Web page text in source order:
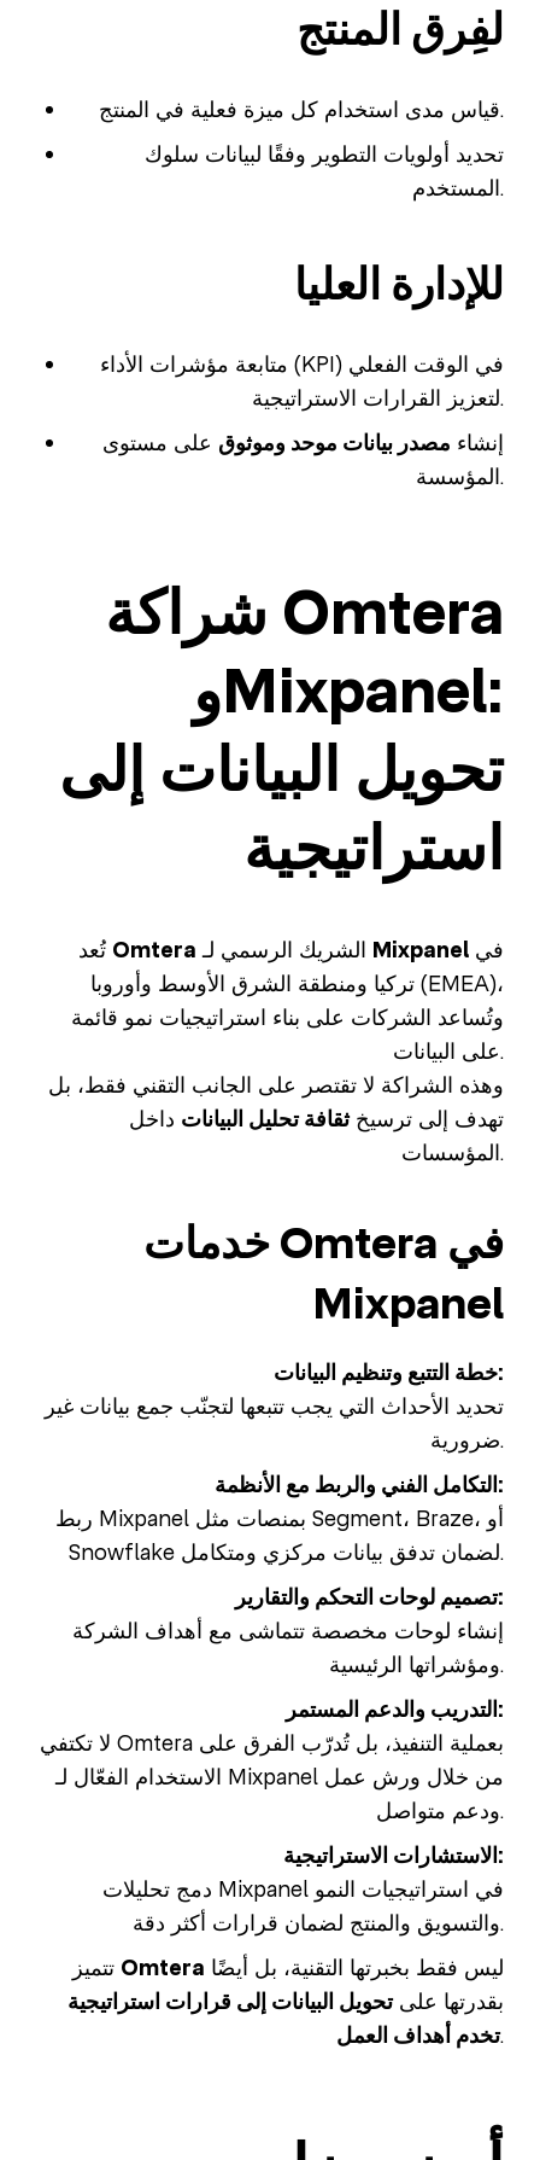
لفِرق المنتج
قياس مدى استخدام كل ميزة فعلية في المنتج.
تحديد أولويات التطوير وفقًا لبيانات سلوك
المستخدم.
للإدارة العليا
متابعة مؤشرات الأداء (KPI) في الوقت الفعلي
لتعزيز القرارات الاستراتيجية.
إنشاء مصدر بيانات موحد وموثوق على مستوى
المؤسسة.
شراكة Omtera
وMixpanel:
تحويل البيانات إلى
استراتيجية
Omtera Mixpanel
تركيا ومنطقة الشرق الأوسط وأوروبا (EMEA)،
وتُساعد الشركات على بناء استراتيجيات نمو قائمة
على البيانات.
وهذه الشراكة لا تقتصر على الجانب التقني فقط، بل
تهدف إلى ترسيخثقافة تحليل البيانات داخل
المؤسسات.
خدمات Omtera في
Mixpanel
خطة التتبع وتنظيم البيانات:
تحديد الأحداث التي يجب تتبعها لتجنّب جمع بيانات غير
ضرورية.
التكامل الفني والربط مع الأنظمة:
ربط Mixpanel بمنصات مثل Segment، Braze، أو
Snowflake لضمان تدفق بيانات مركزي ومتكامل.
تصميم لوحات التحكم والتقارير:
إنشاء لوحات مخصصة تتماشى مع أهداف الشركة
ومؤشراتها الرئيسية.
التدريب والدعم المستمر:
لا تكتفي Omtera بعملية التنفيذ، بل تُدرّب الفرق على
الاستخدام الفعّال لـ Mixpanel من خلال ورش عمل
ودعم متواصل.
الاستشارات الاستراتيجية:
دمج تحليلات Mixpanel في استراتيجيات النمو
والتسويق والمنتج لضمان قرارات أكثر دقة.
Omtera
بقدرتها علىتحويل البيانات إلى قرارات استراتيجية
تخدم أهداف العمل.